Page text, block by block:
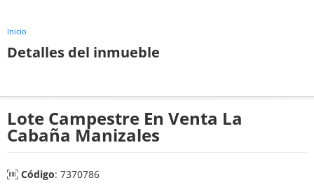
Inicio
Detalles del inmueble
Lote Campestre En Venta La
Cabaña Manizales
Código: 7370786